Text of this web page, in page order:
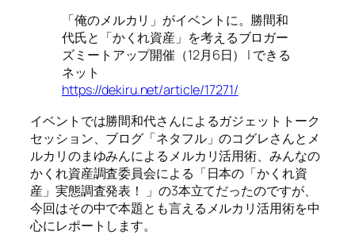
「俺のメルカリ」がイベントに。勝間和
代氏と「かくれ資産」を考えるブロガー
ズミートアップ開催（12月6日） | できる
ネット
https://dekiru.net/article/17271/
イベントでは勝間和代さんによるガジェットトーク
セッション、ブログ「ネタフル」のコグレさんとメ
ルカリのまゆみんによるメルカリ活用術、みんなの
かくれ資産調査委員会による「日本の「かくれ資
産」実態調査発表！ 」の3本立てだったのですが、
今回はその中で本題とも言えるメルカリ活用術を中
心にレポートします。